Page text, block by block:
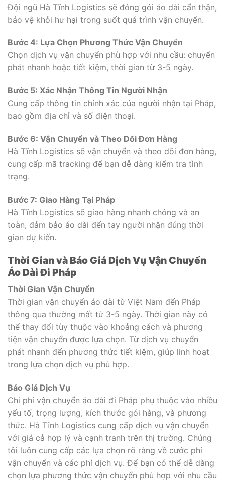
Đội ngũ Hà Tĩnh Logistics sẽ đóng gói áo dài cẩn thận,
bảo vệ khỏi hư hại trong suốt quá trình vận chuyển.
Bước 4: Lựa Chọn Phương Thức Vận Chuyển
Chọn dịch vụ vận chuyển phù hợp với nhu cầu: chuyển
phát nhanh hoặc tiết kiệm, thời gian từ 3-5 ngày.
Bước 5: Xác Nhận Thông Tin Người Nhận
Cung cấp thông tin chính xác của người nhận tại Pháp,
bao gồm địa chỉ và số điện thoại.
Bước 6: Vận Chuyển và Theo Dõi Đơn Hàng
Hà Tĩnh Logistics sẽ vận chuyển và theo dõi đơn hàng,
cung cấp mã tracking để bạn dễ dàng kiểm tra tình
trạng.
Bước 7: Giao Hàng Tại Pháp
Hà Tĩnh Logistics sẽ giao hàng nhanh chóng và an
toàn, đảm bảo áo dài đến tay người nhận đúng thời
gian dự kiến.
Thời Gian và Báo Giá Dịch Vụ Vận Chuyển
Áo Dài Đi Pháp
Thời Gian Vận Chuyển
Thời gian vận chuyển áo dài từ Việt Nam đến Pháp
thông qua thường mất từ 3-5 ngày. Thời gian này có
thể thay đổi tùy thuộc vào khoảng cách và phương
tiện vận chuyển được lựa chọn. Từ dịch vụ chuyển
phát nhanh đến phương thức tiết kiệm, giúp linh hoạt
trong lựa chọn dịch vụ phù hợp.
Báo Giá Dịch Vụ
Chi phí vận chuyển áo dài đi Pháp phụ thuộc vào nhiều
yếu tố, trọng lượng, kích thước gói hàng, và phương
thức. Hà Tĩnh Logistics cung cấp dịch vụ vận chuyển
với giá cả hợp lý và cạnh tranh trên thị trường. Chúng
tôi luôn cung cấp các lựa chọn rõ ràng về cước phí
vận chuyển và các phí dịch vụ. Để bạn có thể dễ dàng
chọn lựa phương thức vận chuyển phù hợp với nhu cầu